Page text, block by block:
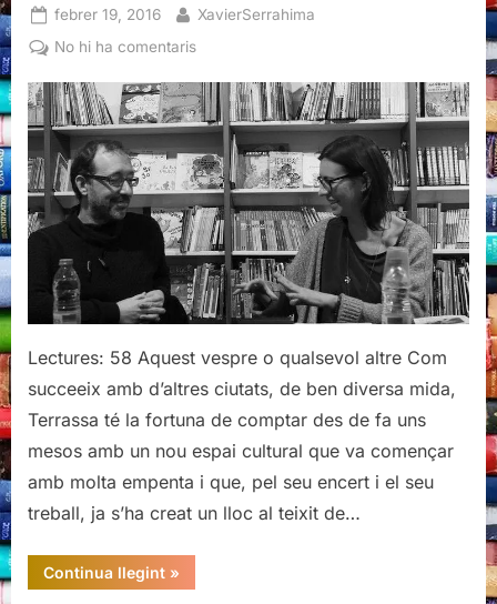
Posted
on
febrer 19, 2016 By
XavierSerrahima
No hi ha comentarisa
de
Ni
aquesta
tarda,
ni
cap
altra,
d’Andreu
Grau
Lectures: 58 Aquest vespre o qualsevol altre Com
succeeix amb d’altres ciutats, de ben diversa mida,
Terrassa té la fortuna de comptar des de fa uns
mesos amb un nou espai cultural que va començar
amb molta empenta i que, pel seu encert i el seu
treball, ja s’ha creat un lloc al teixit de…
Continua llegint“Presentació
de
»